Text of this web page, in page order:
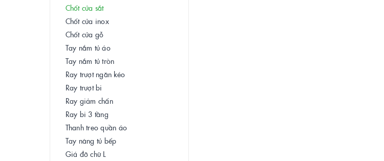
Chốt cửa sắt
Chốt cửa inox
Chốt cửa gỗ
Tay nắm tủ áo
Tay nắm tủ tròn
Ray trượt ngăn kéo
Ray trượt bi
Ray giảm chấn
Ray bi 3 tầng
Thanh treo quần áo
Tay nâng tủ bếp
Giá đỡ chữ L